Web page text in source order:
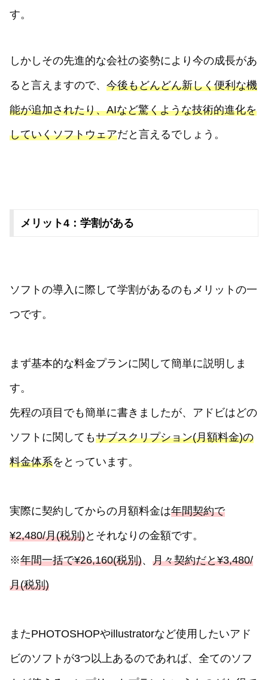
す。
しかしその先進的な会社の姿勢により今の成長があ
ると言えますので、 今後もどんどん新しく便利な機
能が追加されたり、AIなど驚くような技術的進化を
していくソフトウェアだと言えるでしょう。
メリット4：学割がある
ソフトの導入に際して学割があるのもメリットの一
つです。
まず基本的な料金プランに関して簡単に説明しま
す。
先程の項目でも簡単に書きましたが、アドビはどの
ソフトに関してもサブスクリプション(月額料金)の
料金体系をとっています。
実際に契約してからの月額料金は年間契約で
¥2,480/月(税別)とそれなりの金額です。
※年間一括で¥26,160(税別)、 月々契約だと¥3,480/
月(税別)
またPHOTOSHOPやillustratorなど使用したいアド
ビのソフトが3つ以上あるのであれば、全てのソフ